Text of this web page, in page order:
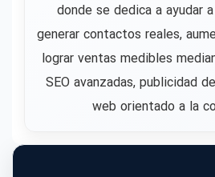
donde se dedica a ayudar
generar contactos reales,
lograr ventas medibles
SEO avanzadas, publicidad
web orientado a la